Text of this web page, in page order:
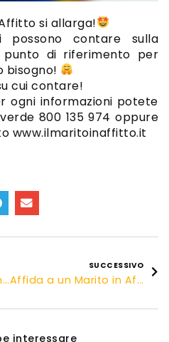
si allarga!
contare sulla
punto di riferimento per
bisogno!
cui contare!
ogni informazioni potete
800 135 974 oppure
www.ilmaritoinaffitto.it
I lavori di casa non sono più un problema!
SUCCESSIVO
Affida a un Marito in Affitto il montaggio dei tuoi mobili
interessare